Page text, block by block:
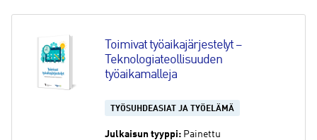
Toimivat työaikajärjestelyt –
Teknologiateollisuuden
työaikamalleja
TYÖSUHDEASIAT JA TYÖELÄMÄ
Julkaisun tyyppi: Painettu